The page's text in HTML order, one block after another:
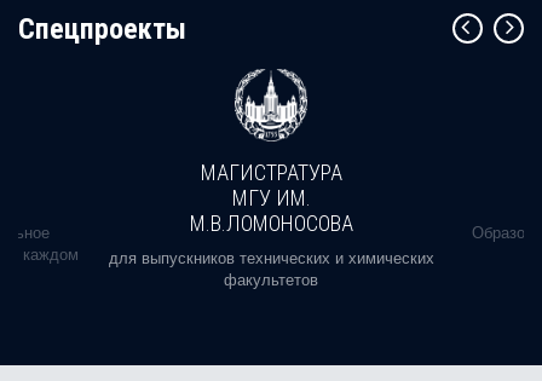
Cпецпроекты
в каждом
МАГИСТРАТУРА
МГУ ИМ.
М.В.ЛОМОНОСОВА
для выпускников технических и химических
факультетов